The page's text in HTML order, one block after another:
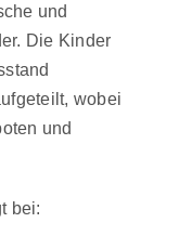
und
Die Kinder
wobei
und
bei: